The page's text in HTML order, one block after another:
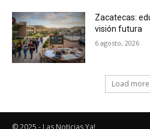
Zacatecas:
visión futura
6 agosto, 2026
Load more